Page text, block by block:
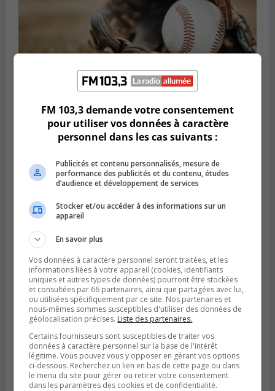
LONGUEUIL
Publié le 5 août 2026 à 08h38
Les Ducs s’inclinent 4‑3 face à ABC 16U
dans un match serré à Longueuil
Publié le 4 août 2026 à 07h27
Les clubs de la Rive-Sud récoltent des
points en Ligue 1 Québec
FM 103,3 demande votre consentement
pour utiliser vos données à caractère
personnel dans les cas suivants :
Publicités et contenu personnalisés, mesure de
performance des publicités et du contenu, études
d’audience et développement de services
Stocker et/ou accéder à des informations sur un
appareil
En savoir plus
Vos données à caractère personnel seront traitées, et les
informations liées à votre appareil (cookies, identifiants
uniques et autres types de données) pourront être stockées
et consultées par 66 partenaires, ainsi que partagées avec lui,
ou utilisées spécifiquement par ce site. Nos partenaires et
nous-mêmes sommes susceptibles d'utiliser des données de
géolocalisation précises. Liste des partenaires.
Certains fournisseurs sont susceptibles de traiter vos
données à caractère personnel sur la base de l'intérêt
légitime. Vous pouvez vous y opposer en gérant vos options
ci-dessous. Recherchez un lien en bas de cette page ou dans
le menu du site pour gérer ou retirer votre consentement
dans les paramètres des cookies et de confidentialité.